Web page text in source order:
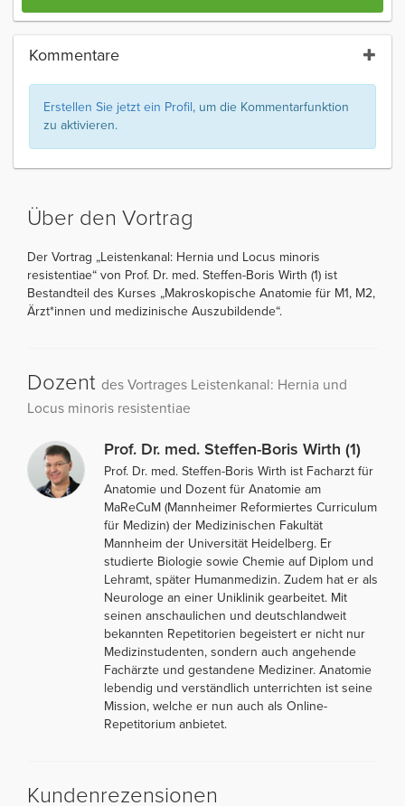
Kommentare
Erstellen Sie jetzt ein Profil, um die Kommentarfunktion
zu aktivieren.
Über den Vortrag
Der Vortrag „Leistenkanal: Hernia und Locus minoris
resistentiae“ von Prof. Dr. med. Steffen-Boris Wirth (1) ist
Bestandteil des Kurses „Makroskopische Anatomie für M1, M2,
Ärzt*innen und medizinische Auszubildende“.
Dozent des Vortrages Leistenkanal: Hernia und
Locus minoris resistentiae
Prof. Dr. med. Steffen-Boris Wirth (1)
Prof. Dr. med. Steffen-Boris Wirth ist Facharzt für
Anatomie und Dozent für Anatomie am
MaReCuM (Mannheimer Reformiertes Curriculum
für Medizin) der Medizinischen Fakultät
Mannheim der Universität Heidelberg. Er
studierte Biologie sowie Chemie auf Diplom und
Lehramt, später Humanmedizin. Zudem hat er als
Neurologe an einer Uniklinik gearbeitet. Mit
seinen anschaulichen und deutschlandweit
bekannten Repetitorien begeistert er nicht nur
Medizinstudenten, sondern auch angehende
Fachärzte und gestandene Mediziner. Anatomie
lebendig und verständlich unterrichten ist seine
Mission, welche er nun auch als Online-
Repetitorium anbietet.
Kundenrezensionen